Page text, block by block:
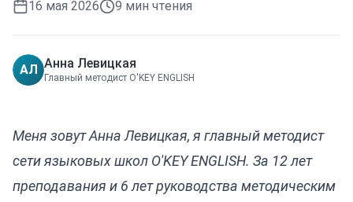
16 мая 2026 9 мин чтения
АЛ Анна Левицкая
Главный методист O'KEY ENGLISH
Меня зовут Анна Левицкая, я главный методист
сети языковых школ O'KEY ENGLISH. За 12 лет
преподавания и 6 лет руководства методическим